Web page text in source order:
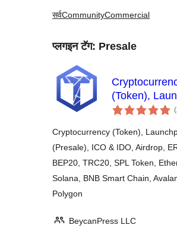
सर्वCommunityCommercial
प्लगइन टॅग: Presale
(Token),
(Presale), ICO
TokenICO
Cryptocurrency (Token),
(Presale), ICO & IDO, Airdrop,
BEP20, TRC20, SPL Token,
Solana, BNB Smart Chain,
Polygon
BeycanPress LLC